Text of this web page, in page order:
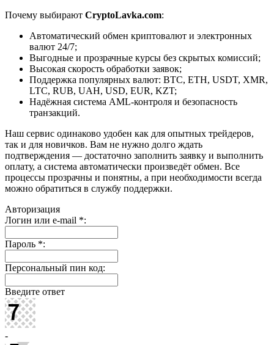
Почему выбирают CryptoLavka.com:
Автоматический обмен криптовалют и электронных
валют 24/7;
Выгодные и прозрачные курсы без скрытых комиссий;
Высокая скорость обработки заявок;
Поддержка популярных валют: BTC, ETH, USDT, XMR,
LTC, RUB, UAH, USD, EUR, KZT;
Надёжная система AML-контроля и безопасность
транзакций.
Наш сервис одинаково удобен как для опытных трейдеров,
так и для новичков. Вам не нужно долго ждать
подтверждения — достаточно заполнить заявку и выполнить
оплату, а система автоматически произведёт обмен. Все
процессы прозрачны и понятны, а при необходимости всегда
можно обратиться в службу поддержки.
Авторизация
Логин или e-mail *:
Пароль *:
Персональный пин код:
Введите ответ
-